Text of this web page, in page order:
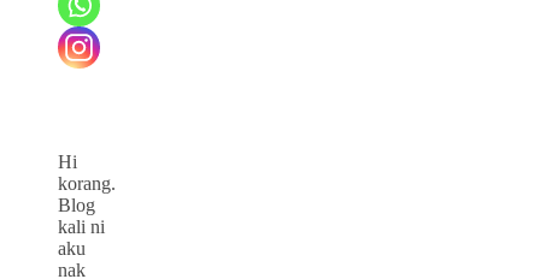
Hi
korang.
Blog
kali ni
aku
nak